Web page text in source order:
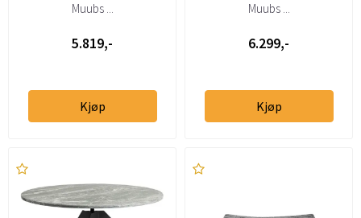
Muubs ...
5.819,-
Kjøp
Muubs ...
6.299,-
Kjøp